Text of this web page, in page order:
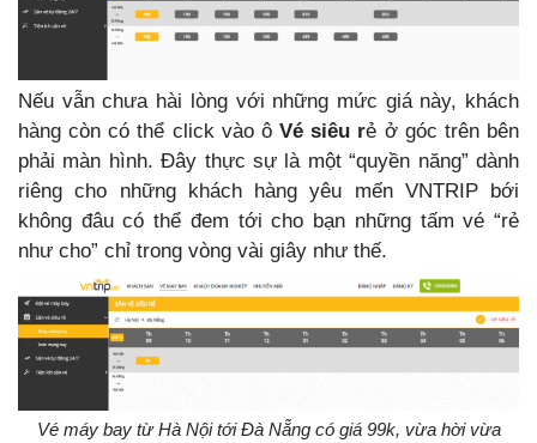
Nếu vẫn chưa hài lòng với những mức giá này, khách
hàng còn có thể click vào ôVé siêu rẻ ở góc trên bên
phải màn hình. Đây thực sự là một “quyền năng” dành
riêng cho những khách hàng yêu mến VNTRIP bới
không đâu có thể đem tới cho bạn những tấm vé “rẻ
như cho” chỉ trong vòng vài giây như thế.
Vé máy bay từ Hà Nội tới Đà Nẵng có giá 99k, vừa hời vừa